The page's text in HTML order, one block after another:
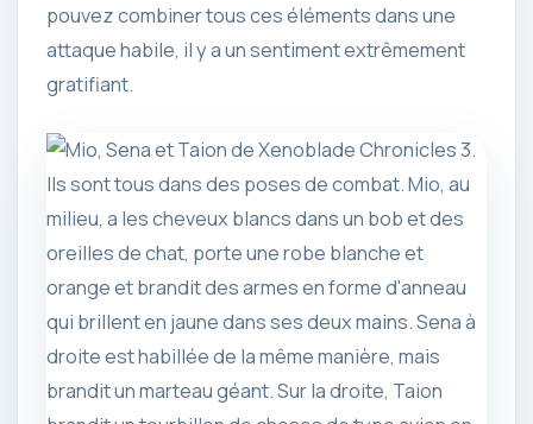
pouvez combiner tous ces éléments dans une
attaque habile, il y a un sentiment extrêmement
gratifiant.